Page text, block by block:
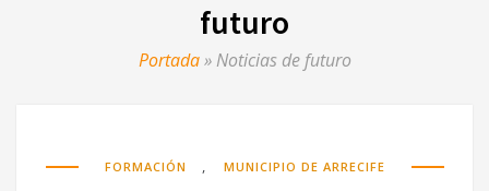
futuro
Portada» Noticias de futuro
FORMACIÓN , MUNICIPIO DE ARRECIFE